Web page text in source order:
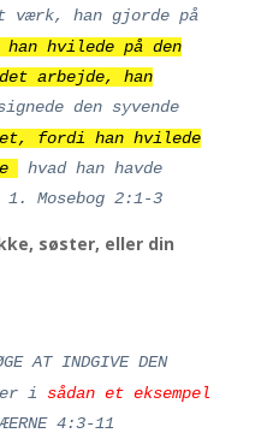
værk, han gjorde på
han hvilede på den
arbejde, han
den syvende
fordi han hvilede
hvad han havde
Mosebog 2:1-3
søster, eller din
AT INDGIVE DEN
i sådan et eksempel
4:3-11